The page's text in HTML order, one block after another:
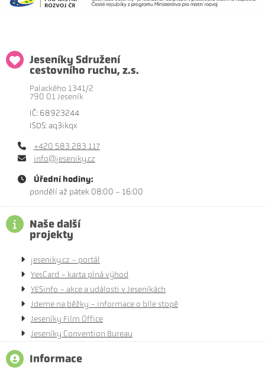
Jeseníky Sdružení
cestovního ruchu, z.s.
Palackého 1341/2
790 01 Jeseník
IČ: 68923244
ISDS: aq3ikqx
+420 583 283 117
info@jeseniky.cz
Úřední hodiny:
pondělí až pátek 08:00 - 16:00
Naše další
projekty
jeseniky.cz - portál
YesCard - karta plná výhod
YESinfo - akce a události v Jeseníkách
Jdeme na běžky - informace o bíle stopě
Jeseníky Film Office
Jeseníky Convention Bureau
Informace